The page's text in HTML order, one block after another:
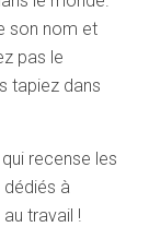
son nom et
pas le
tapiez dans
recense les
à
travail !